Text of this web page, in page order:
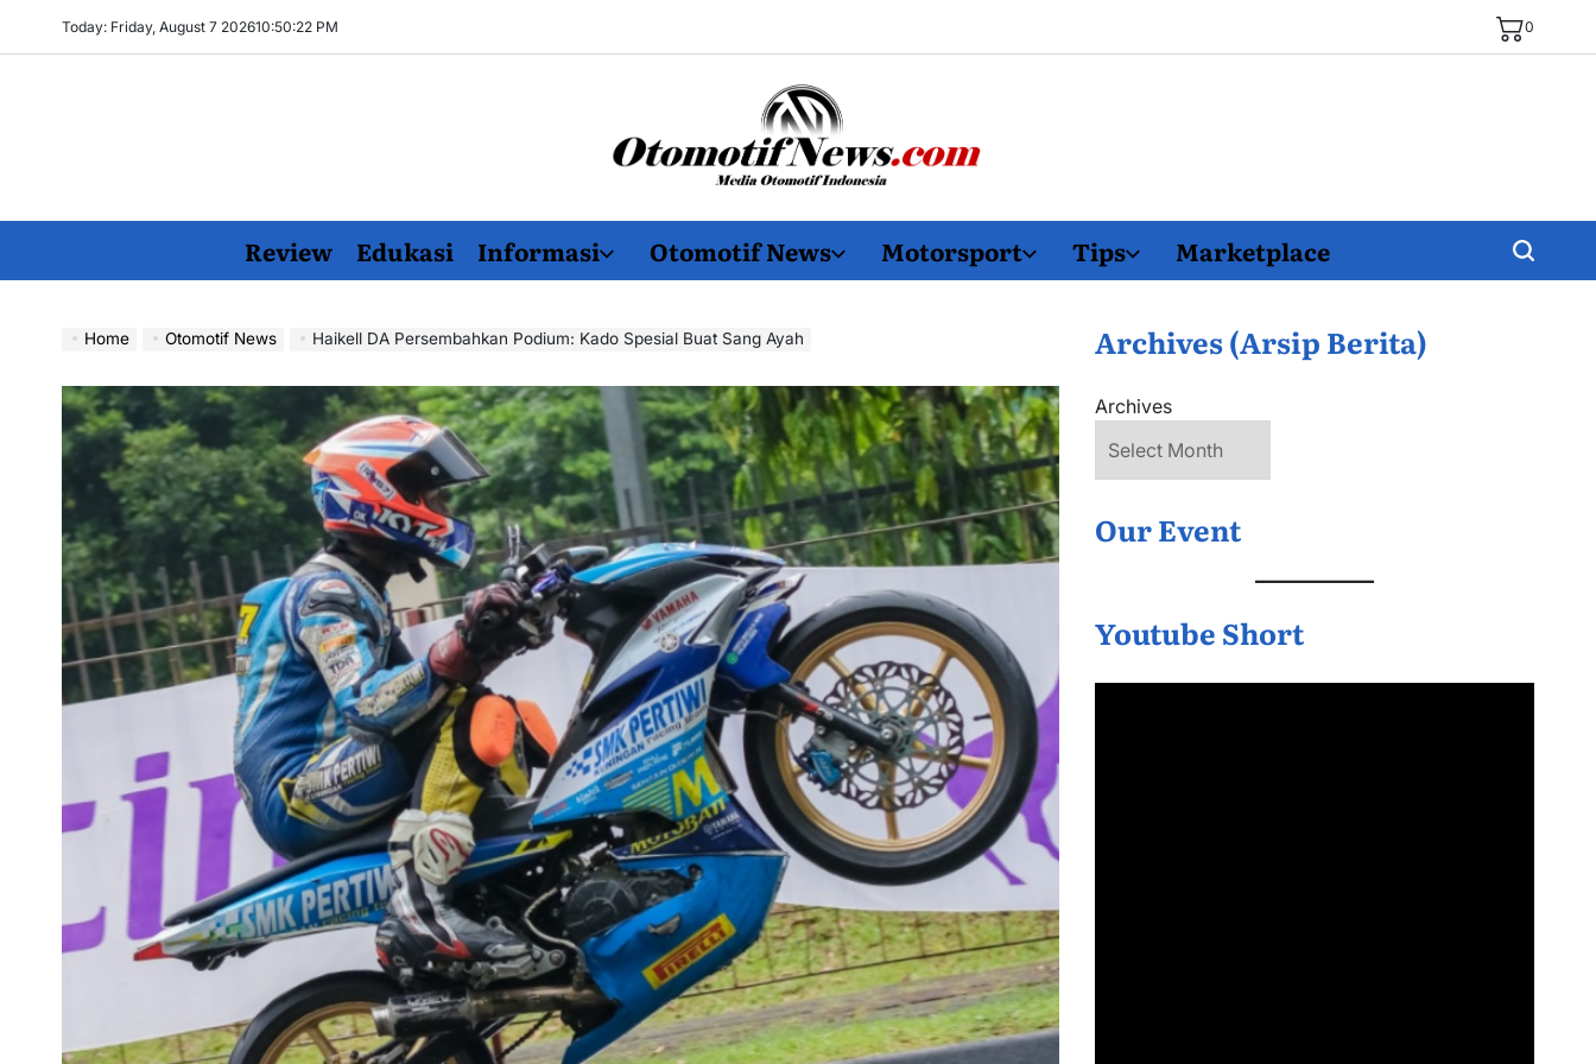
Today: Friday, August 7 202610:50:23 PM 0
OtomotifNews.com
Review Edukasi Informasi Otomotif News Motorsport Tips Marketplace
Home Otomotif News Haikell DA Persembahkan Podium: Kado Spesial Buat Sang Ayah Archives (Arsip Berita)
Archives
Our Event
Youtube Short